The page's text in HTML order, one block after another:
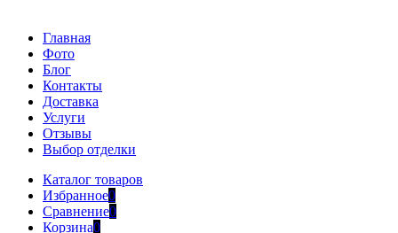
Главная
Фото
Блог
Контакты
Доставка
Услуги
Отзывы
Выбор отделки
Каталог товаров
Избранное0
Сравнение0
Корзина0